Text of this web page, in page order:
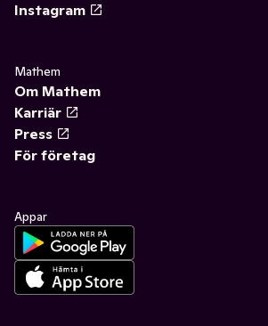
Instagram
Mathem
Om Mathem
Karriär
Press
För företag
Appar